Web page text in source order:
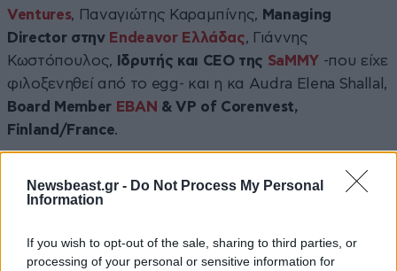
Newsbeast.gr - Do Not Process My Personal
Information
If you wish to opt-out of the sale, sharing to third parties, or
processing of your personal or sensitive information for
Ventures, Παναγιώτης Καραμπίνης, Managing
Director στην Endeavor Ελλάδας, Γιάννης
Κωστόπουλος,
Ιδρυτής και CEO της SaMMY -που είχε
φιλοξενηθεί από το egg- και η κα Audra Elena Shallal,
Board Member ΕΒΑΝ & VP of Corenvest,
Finland/France.
διεύρυνση διαπεριφερειακών συνεργασιών,
καθώς και κίνητρα για συγχωνεύσεις και εξαγορές
startups για την ταχύτερη ανάπτυξη νέων